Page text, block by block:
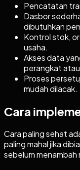
Pencatatan
Dasbor
dibutuhkan
Kontrol stok,
usaha.
Akses data
perangkat
Proses
mudah dilacak.
Cara
Cara paling sehat
paling mahal jika
sebelum menambah